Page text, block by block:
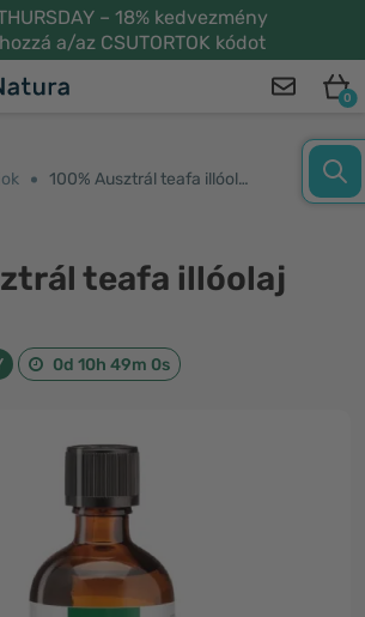
– 18% kedvezmény
a/az CSUTORTOK kódot
0
100% Ausztrál teafa illóolaj
teafa illóolaj
0d 10h 48m 59s